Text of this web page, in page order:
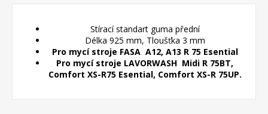
Stírací standart guma přední
Délka 925 mm, Tloušťka 3 mm
Pro mycí stroje FASA A12, A13 R 75 Esential
Pro mycí stroje LAVORWASH Midi R 75BT,
Comfort XS-R75 Esential, Comfort XS-R 75UP.